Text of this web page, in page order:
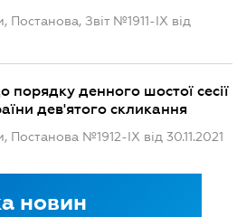
Постанова, Звіт №1911-IX від
порядку денного шостої сесії
дев'ятого скликання
Постанова №1912-IX від 30.11.2021
новин